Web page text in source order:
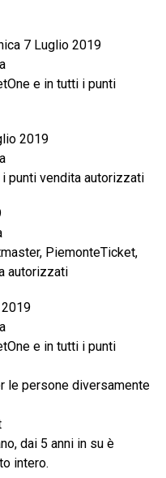
7 Luglio 2019
e in tutti i punti
2019
punti vendita autorizzati
PiemonteTicket,
autorizzati
e in tutti i punti
le persone diversamente
dai 5 anni in su è
intero.